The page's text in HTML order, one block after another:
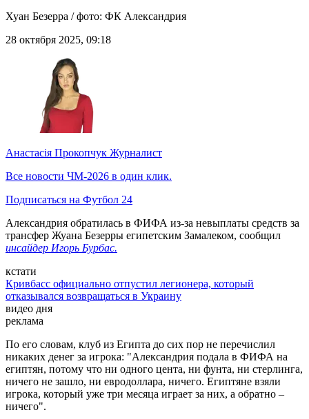
Хуан Безерра / фото: ФК Александрия
28 октября 2025, 09:18
Анастасія Прокопчук Журналист
Все новости ЧМ-2026 в один клик.
Подписаться на Футбол 24
Александрия обратилась в ФИФА из-за невыплаты средств за
трансфер Жуана Безерры египетским Замалеком, сообщил
инсайдер Игорь Бурбас.
кстати
Кривбасс официально отпустил легионера, который
отказывался возвращаться в Украину
видео дня
реклама
По его словам, клуб из Египта до сих пор не перечислил
никаких денег за игрока: "Александрия подала в ФИФА на
египтян, потому что ни одного цента, ни фунта, ни стерлинга,
ничего не зашло, ни евродоллара, ничего. Египтяне взяли
игрока, который уже три месяца играет за них, а обратно –
ничего".